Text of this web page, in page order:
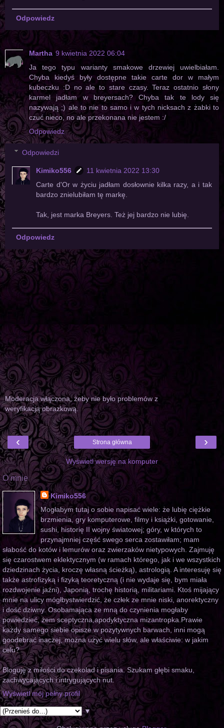
Odpowiedz
Martha 9 kwietnia 2022 06:04
Ja tego typu warianty smakowe drzewiej uwielbiałam.
Chyba kiedyś były dostępne takie carte dor w małym
kubeczku :D no ale to stare czasy. Teraz ostatnio słony
karmel jadłam w breyersach? Chyba tak te lody się
nazywają ;) ale to nie to samo i w tych nicksach z żabki to
czuć nieco, no ale przekonana nie jestem :/
Odpowiedz
Odpowiedzi
Kimiko556
11 kwietnia 2022 13:30
Carte d'Or w życiu jadłam dosłownie kilka razy, a i tak
bardzo znielubiłam tę markę.
Tak, jest marka Breyers. Też jej bardzo nie lubię.
Odpowiedz
Moderacja włączona, żeby nie było problemów z
weryfikacją obrazkową.
‹ ›
Strona główna
Wyświetl wersję na komputer
O mnie
Kimiko556
Mogłabym tutaj o sobie napisać wiele: że lubię ciężkie
brzmienia, gry komputerowe, filmy i książki, gotowanie,
sushi, historię II wojny światowej; góry, w których to
przynajmniej część swego serca zostawiłam; mam
słabość do kotów i lemurów oraz zwierzaków nietypowych. Zajmuję
się czarostwem eklektycznym (w ramach którego, jak i we wszystkich
dziedzinach życia, kroczę własną ścieżką), astrologią. A interesuję się
także astrofizyką i fizyką teoretyczną (i nie wydaje się, bym miała
rozdwojenie jaźni), Japonią, trochę historią, militariami. Ktoś mijający
mnie na ulicy mógłbystwierdzić, że człek ze mnie niski, anorektyczny
i dość dziwny. Osobamająca ze mną do czynienia mogłaby
powiedzieć, żem sceptyczna,apodyktyczna mizantropka.Prawie
każdy samego siebie opisze w pozytywnych barwach, inni mogą
goodebrać inaczej, można użyć wielu słów, ale właściwie: w jakim
celu?
Bloguję z miłości do czekolad i pisania. Szukam głębi smaku,
zachwycających i intrygujących nut.
Wyświetl mój pełny profil
▼